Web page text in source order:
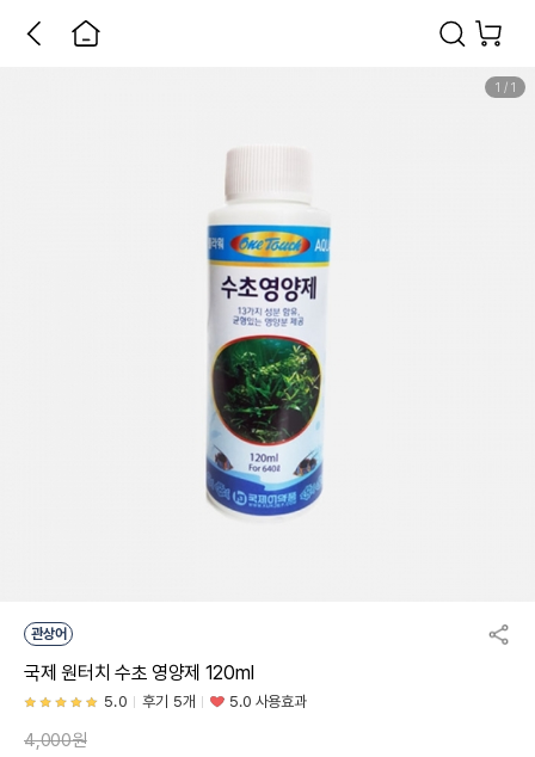
1 / 1
관상어
국제 원터치 수초 영양제 120ml
5.0 후기 5개 5.0 사용효과
4,000원